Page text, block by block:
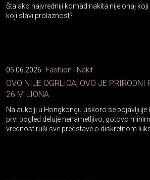
Šta ako najvredniji komad nakita nije onaj koji
koji slavi prolaznost?
05.06.2026 Fashion - Nakit
OVO NIJE OGRLICA, OVO JE PRIRODNI
26 MILIONA
Na aukciji u Hongkongu uskoro se pojavljuje
prvi pogled deluje nenametljivo, gotovo
vrednost ruši sve predstave o diskretnom